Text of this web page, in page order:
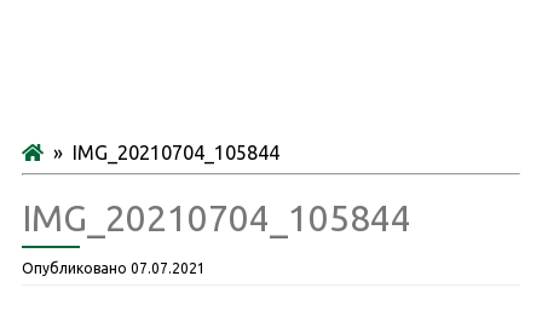
» IMG_20210704_105844
IMG_20210704_105844
Опубликовано 07.07.2021